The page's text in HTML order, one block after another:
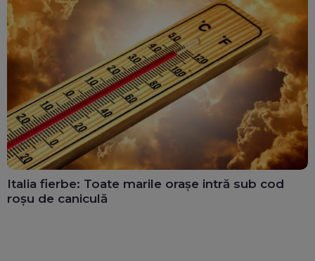
Italia fierbe: Toate marile orașe intră sub cod
roșu de caniculă